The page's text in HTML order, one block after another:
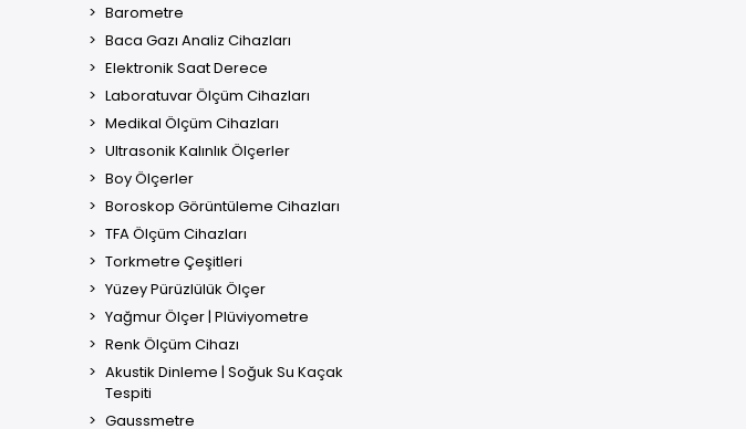
Barometre
Baca Gazı Analiz Cihazları
Elektronik Saat Derece
Laboratuvar Ölçüm Cihazları
Medikal Ölçüm Cihazları
Ultrasonik Kalınlık Ölçerler
Boy Ölçerler
Boroskop Görüntüleme Cihazları
TFA Ölçüm Cihazları
Torkmetre Çeşitleri
Yüzey Pürüzlülük Ölçer
Yağmur Ölçer | Plüviyometre
Renk Ölçüm Cihazı
Akustik Dinleme | Soğuk Su Kaçak
Tespiti
Gaussmetre